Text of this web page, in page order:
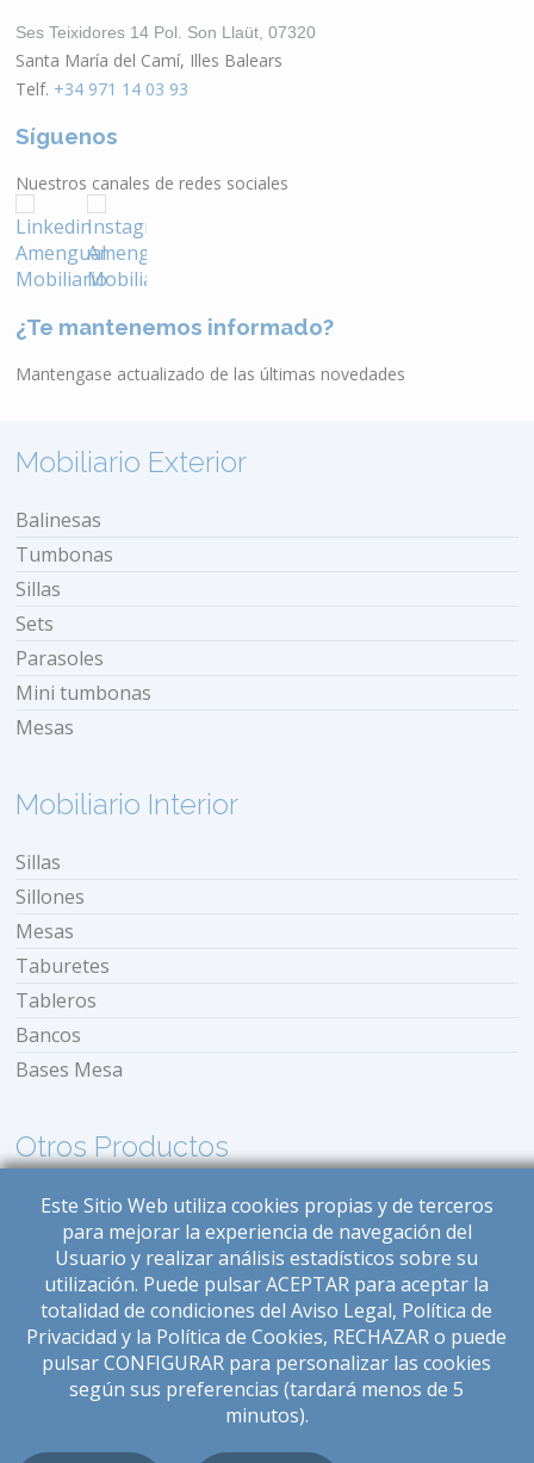
Ses Teixidores 14 Pol. Son Llaüt, 07320
Santa María del Camí, Illes Balears
Telf. +34 971 14 03 93
Síguenos
Nuestros canales de redes sociales
¿Te mantenemos informado?
Mantengase actualizado de las últimas novedades
Mobiliario Exterior
Balinesas
Tumbonas
Sillas
Sets
Parasoles
Mini tumbonas
Mesas
Mobiliario Interior
Sillas
Sillones
Mesas
Taburetes
Tableros
Bancos
Bases Mesa
Otros Productos
Balinesas
Bancos
Bases Mesas
Bases Parasoles
Cunas
Estufas
Este Sitio Web utiliza cookies propias y de terceros
para mejorar la experiencia de navegación del
Usuario y realizar análisis estadísticos sobre su
utilización. Puede pulsar ACEPTAR para aceptar la
totalidad de condiciones del Aviso Legal, Política de
Privacidad y la Política de Cookies, RECHAZAR o puede
pulsar CONFIGURAR para personalizar las cookies
según sus preferencias (tardará menos de 5
minutos).